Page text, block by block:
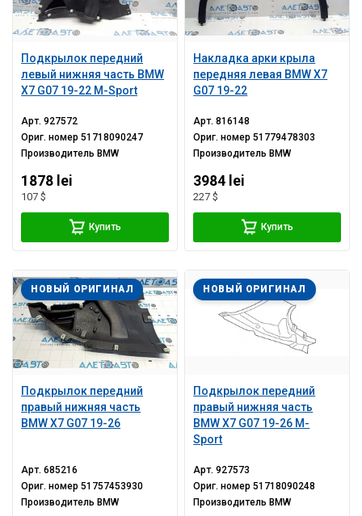
Подкрылок передний
левый нижняя часть BMW
X7 G07 19-22 M-Sport
Арт.927572
Ориг. номер51718090247
ПроизводительBMW
1878 lei
107 $
Купить
Накладка арки крыла
передняя левая BMW X7
G07 19-22
Арт.816148
Ориг. номер51779478303
ПроизводительBMW
3984 lei
227 $
Купить
Подкрылок передний
правый нижняя часть
BMW X7 G07 19-26
НОВЫЙ ОРИГИНАЛ
Арт.685216
Ориг. номер51757453930
Производитель BMW
Подкрылок передний
правый нижняя часть
BMW X7 G07 19-26 M-
Sport
НОВЫЙ ОРИГИНАЛ
Арт.927573
Ориг. номер51718090248
Производитель BMW